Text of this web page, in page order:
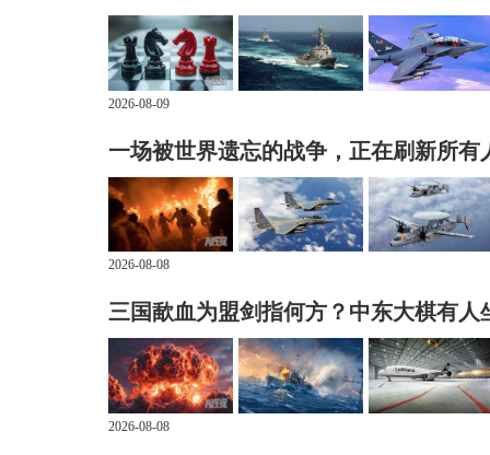
2026-08-09
一场被世界遗忘的战争，正在刷新所有
2026-08-08
三国歃血为盟剑指何方？中东大棋有人
2026-08-08